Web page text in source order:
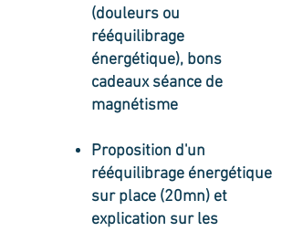
(douleurs ou
rééquilibrage
énergétique), bons
cadeaux séance de
magnétisme
Proposition d'un
rééquilibrage énergétique
sur place (20mn) et
explication sur les